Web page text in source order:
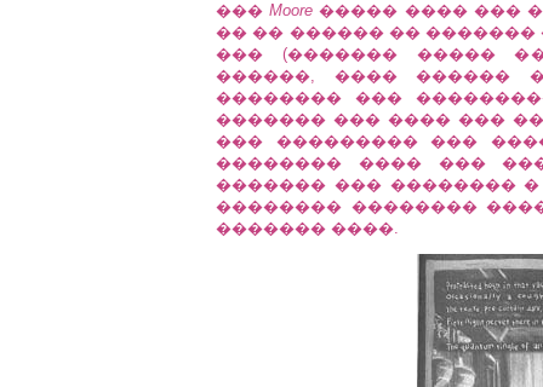
���Moore ����� ���� ���
�� �� ������ ��
��� (������� �����
������, ���� ������
�������� ���
������� ��� ���� ���
��� ��������� ���
�������� ���� ���
������� ��� ��������
�������� ��������
������� ����.